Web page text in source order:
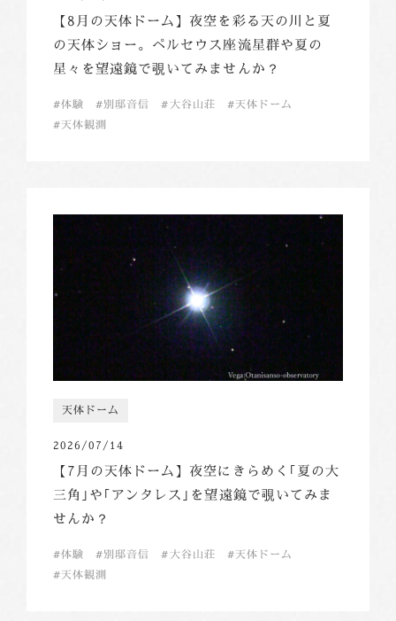
【8月の天体ドーム】夜空を彩る天の川と夏
の天体ショー。ペルセウス座流星群や夏の
星々を望遠鏡で覗いてみませんか？
体験 別邸音信 大谷山荘
天体ドーム
天体観測
天体ドーム
2026/07/14
【7月の天体ドーム】夜空にきらめく｢夏の大
三角｣や｢アンタレス｣を望遠鏡で覗いてみま
せんか？
体験 別邸音信 大谷山荘
天体ドーム
天体観測